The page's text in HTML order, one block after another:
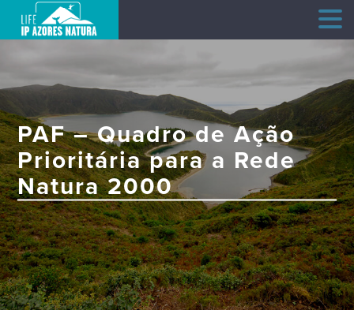
Skip
to
PAF – Quadro de Ação
Prioritária para a Rede
Natura 2000